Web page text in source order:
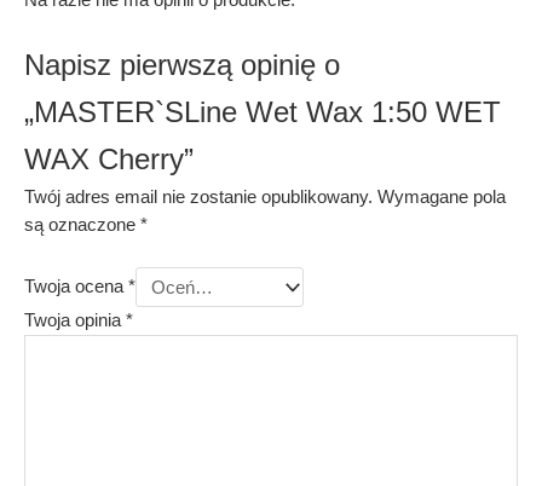
Napisz pierwszą opinię o
„MASTER`SLine Wet Wax 1:50 WET
WAX Cherry”
Twój adres email nie zostanie opublikowany. Wymagane pola
są oznaczone *
Twoja ocena*
Twoja opinia *